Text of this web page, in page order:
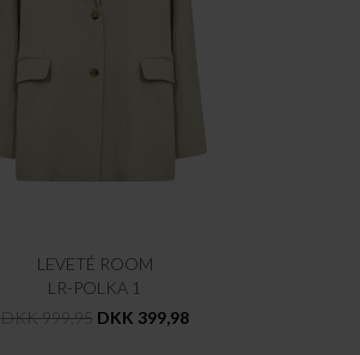
LEVETÉ ROOM
LR-POLKA 1
DKK 999,95 DKK 399,98